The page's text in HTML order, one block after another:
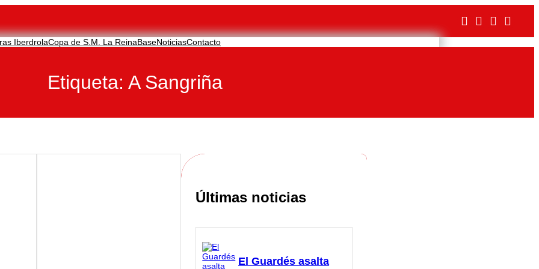
IberdrolaCopa de S.M. La ReinaBaseNoticiasContacto
Etiqueta: A Sangriña
Últimas noticias
El Guardés asalta